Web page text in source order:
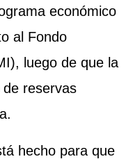
económico
al Fondo
luego de que la
reservas
hecho para que